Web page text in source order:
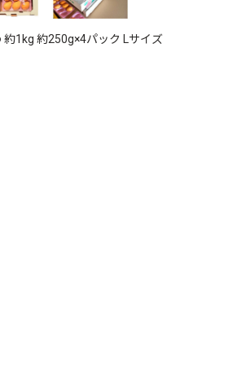
約1kg 約250g×4パック Lサイズ